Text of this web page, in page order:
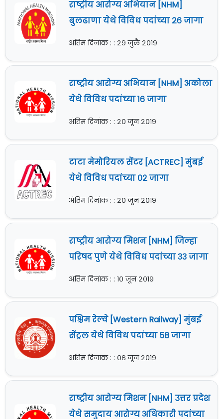
राष्ट्रीय आरोग्य अभियान [NHM]
बुलढाणा येथे विविध पदांच्या २६ जागा
अंतिम दिनांक : : २९ जुलै २०१९
राष्ट्रीय आरोग्य अभियान [NHM] अकोला
येथे विविध पदांच्या १६ जागा
अंतिम दिनांक : : २० जून २०१९
टाटा मेमोरियल सेंटर [ACTREC] मुंबई
येथे विविध पदांच्या ०२ जागा
अंतिम दिनांक : : २० जून २०१९
राष्ट्रीय आरोग्य मिशन [NHM] जिल्हा
परिषद पुणे येथे विविध पदांच्या ३३ जागा
अंतिम दिनांक : : १० जून २०१९
पश्चिम रेल्वे [Western Railway] मुंबई
सेंट्रल येथे विविध पदांच्या ५८ जागा
अंतिम दिनांक : : ०६ जून २०१९
राष्ट्रीय आरोग्य मिशन [NHM] उत्तर प्रदेश
येथे समुदाय आरोग्य अधिकारी पदांच्या